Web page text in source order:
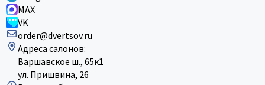
MAX
VK
order@dvertsov.ru
Адреса салонов:
Варшавское ш., 65к1
ул. Пришвина, 26